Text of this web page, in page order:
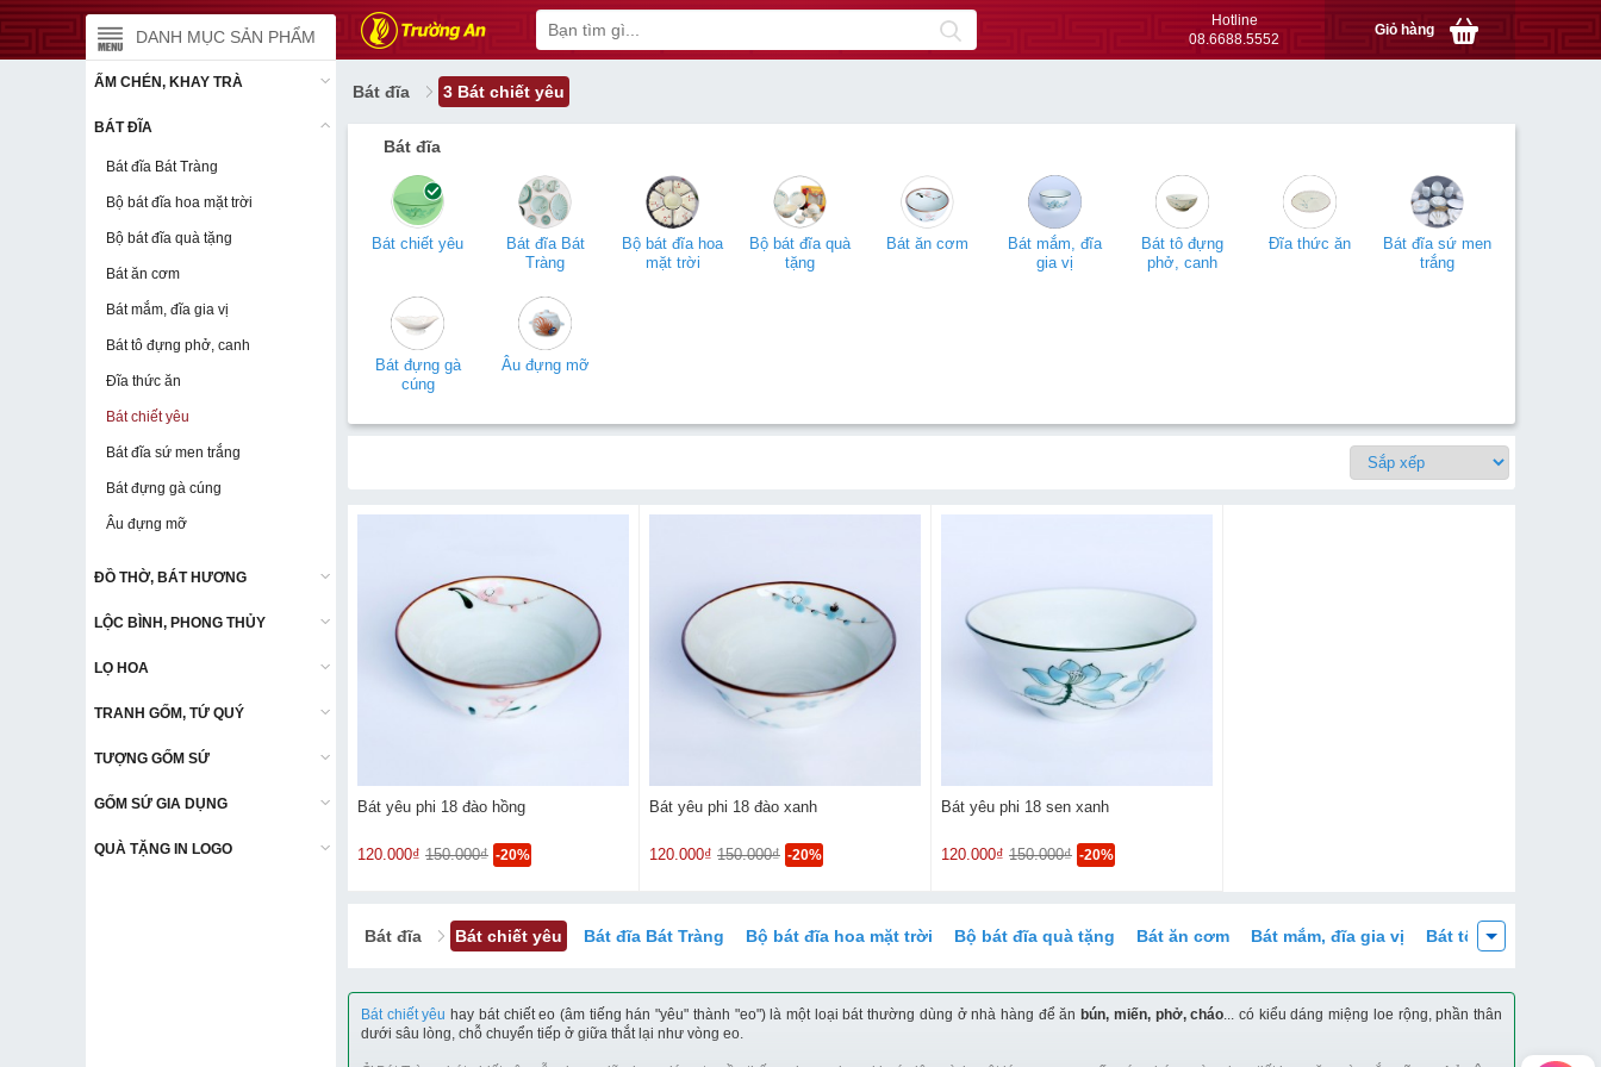
Hotline
08.6688.5552
Giỏ hàng
DANH MỤC SẢN PHẨM
ẤM CHÉN, KHAY TRÀ
BÁT ĐĨA
Bát đĩa Bát Tràng
Bộ bát đĩa hoa mặt trời
Bộ bát đĩa quà tặng
Bát ăn cơm
Bát mắm, đĩa gia vị
Bát tô đựng phở, canh
Đĩa thức ăn
Bát chiết yêu
Bát đĩa sứ men trắng
Bát đựng gà cúng
Âu đựng mỡ
ĐỒ THỜ, BÁT HƯƠNG
LỘC BÌNH, PHONG THỦY
LỌ HOA
TRANH GỐM, TỨ QUÝ
TƯỢNG GỐM SỨ
GỐM SỨ GIA DỤNG
QUÀ TẶNG IN LOGO
DANH MỤC SẢN PHẨM
ẤM CHÉN, KHAY TRÀ
BÁT ĐĨA
Bát đĩa Bát Tràng
Bộ bát đĩa hoa mặt trời
Bộ bát đĩa quà tặng
Bát ăn cơm
Bát mắm, đĩa gia vị
Bát tô đựng phở, canh
Đĩa thức ăn
Bát chiết yêu
Bát đĩa sứ men trắng
Bát đựng gà cúng
Âu đựng mỡ
ĐỒ THỜ, BÁT HƯƠNG
LỘC BÌNH, PHONG THỦY
LỌ HOA
TRANH GỐM, TỨ QUÝ
TƯỢNG GỐM SỨ
GỐM SỨ GIA DỤNG
QUÀ TẶNG IN LOGO
Bát đĩa 3 Bát chiết yêu
Bát đĩa
Bát chiết yêu
Bát đĩa Bát
Tràng
Bộ bát đĩa hoa
mặt trời
Bộ bát đĩa quà
tặng
Bát ăn cơm
Bát mắm, đĩa
gia vị
Bát tô đựng
phở, canh
Đĩa thức ăn
Bát đĩa sứ men
trắng
Bát đựng gà
cúng
Âu đựng mỡ
Bát yêu phi 18 đào hồng
120.000₫ 150.000₫ -20%
Bát yêu phi 18 đào xanh
120.000₫ 150.000₫ -20%
Bát yêu phi 18 sen xanh
120.000₫ 150.000₫ -20%
Bát đĩa Bát chiết yêu Bát đĩa Bát Tràng Bộ bát đĩa hoa mặt trời Bộ bát đĩa quà tặng Bát ăn cơm Bát mắm, đĩa gia vị Bát tô đựng phở,
Bát chiết yêu hay bát chiết eo (âm tiếng hán "yêu" thành "eo") là một loại bát thường dùng ở nhà hàng để ăn bún, miến, phở, cháo... có kiểu dáng miệng loe rộng, phần thân
dưới sâu lòng, chỗ chuyển tiếp ở giữa thắt lại như vòng eo.